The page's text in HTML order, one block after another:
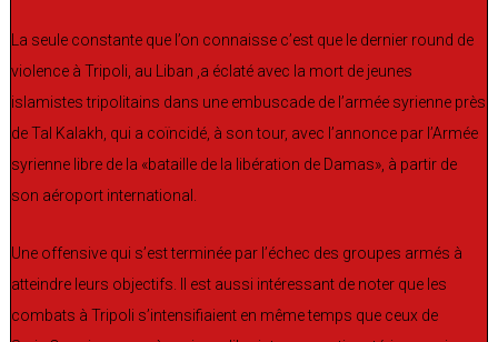
La seule constante que l’on connaisse c’est que le dernier round de
violence à Tripoli, au Liban ,a éclaté avec la mort de jeunes
islamistes tripolitains dans une embuscade de l’armée syrienne près
de Tal Kalakh, qui a coïncidé, à son tour, avec l’annonce par l’Armée
syrienne libre de la «bataille de la libération de Damas», à partir de
son aéroport international.
Une offensive qui s’est terminée par l’échec des groupes armés à
atteindre leurs objectifs. Il est aussi intéressant de noter que les
combats à Tripoli s’intensifiaient en même temps que ceux de